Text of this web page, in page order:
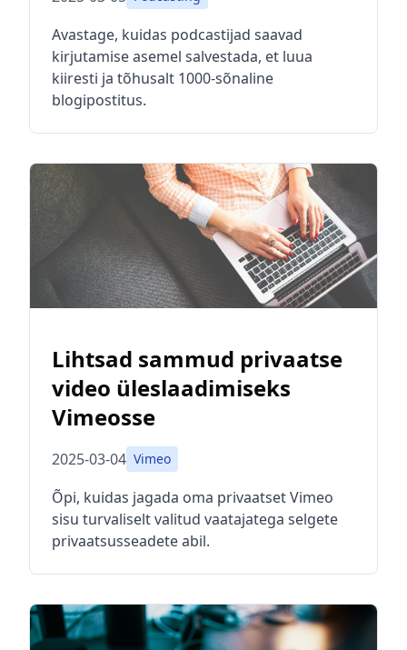
Avastage, kuidas podcastijad saavad
kirjutamise asemel salvestada, et luua
kiiresti ja tõhusalt 1000-sõnaline
blogipostitus.
Lihtsad sammud privaatse
video üleslaadimiseks
Vimeosse
2025-03-04 Vimeo
Õpi, kuidas jagada oma privaatset Vimeo
sisu turvaliselt valitud vaatajatega selgete
privaatsusseadete abil.